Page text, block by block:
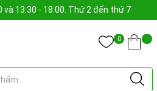
và 13:30 - 18:00. Thứ 2 đến thứ 7
0